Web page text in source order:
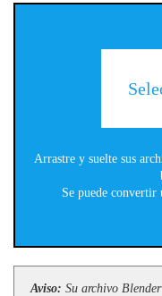
Arrastre y suelte sus
Se puede
Aviso: Su archivo